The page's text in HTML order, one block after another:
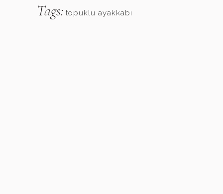
Tags: topuklu ayakkabı